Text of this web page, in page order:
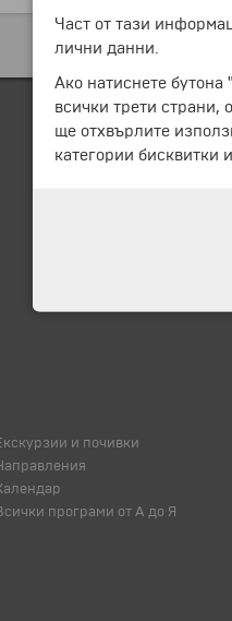
и почивки
програми от А до Я
Част от тази
лични данни.
Ако натиснете
всички трети страни,
ще отхвърлите
категории бисквитки